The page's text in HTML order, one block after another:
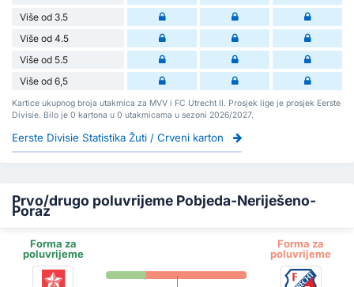
Više od 3.5
Više od 4.5
Više od 5.5
Više od 6,5
Kartice ukupnog broja utakmica za MVV i FC Utrecht II. Prosjek lige je prosjek Eerste
Divisie. Bilo je 0 kartona u 0 utakmicama u sezoni 2026/2027.
Eerste Divisie Statistika Žuti / Crveni karton
Prvo/drugo poluvrijeme Pobjeda-Neriješeno-
Poraz
Forma za
poluvrijeme
Forma za
poluvrijeme